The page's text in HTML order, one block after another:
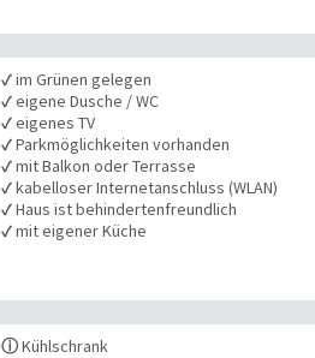
✓im Grünen gelegen
✓eigene Dusche / WC
✓eigenes TV
✓Parkmöglichkeiten vorhanden
✓mit Balkon oder Terrasse
✓kabelloser Internetanschluss (WLAN)
✓Haus ist behindertenfreundlich
✓mit eigener Küche
ⓘKühlschrank